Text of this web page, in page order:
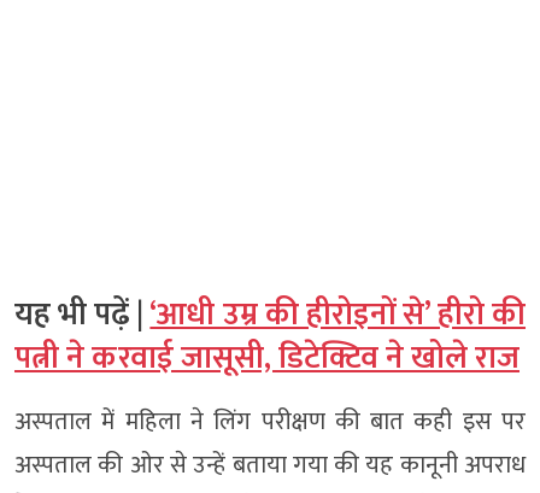
यह भी पढ़ें |‘आधी उम्र की हीरोइनों से’ हीरो की
पत्नी ने करवाई जासूसी, डिटेक्टिव ने खोले राज
अस्पताल में महिला ने लिंग परीक्षण की बात कही इस पर
अस्पताल की ओर से उन्हें बताया गया की यह कानूनी अपराध